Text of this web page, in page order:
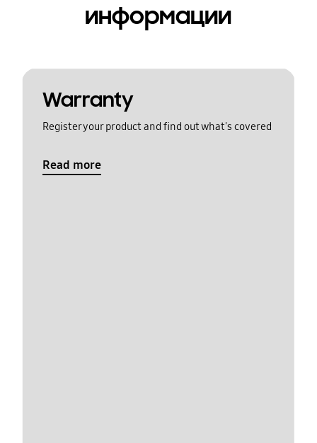
информации
Warranty
Register your product and find out what's covered
Read more